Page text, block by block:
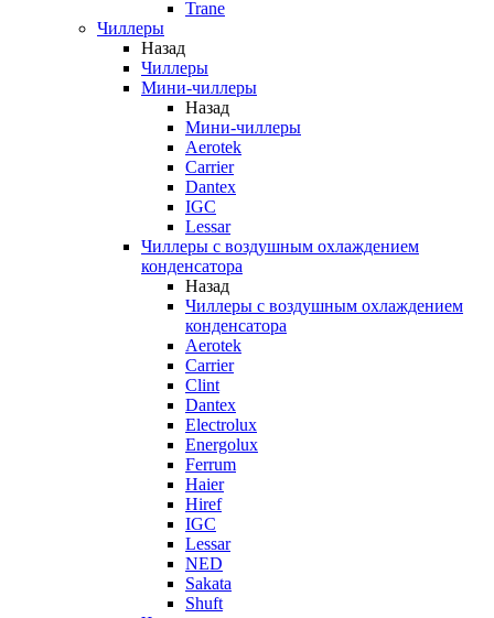
Trane
Чиллеры
Назад
Чиллеры
Мини-чиллеры
Назад
Мини-чиллеры
Aerotek
Carrier
Dantex
IGC
Lessar
Чиллеры с воздушным охлаждением
конденсатора
Назад
Чиллеры с воздушным охлаждением
конденсатора
Aerotek
Carrier
Clint
Dantex
Electrolux
Energolux
Ferrum
Haier
Hiref
IGC
Lessar
NED
Sakata
Shuft